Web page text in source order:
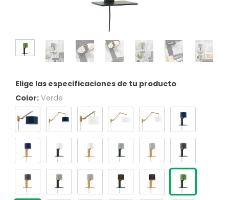
Elige las especificaciones de tu producto
Color: Verde